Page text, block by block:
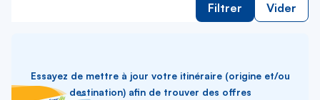
Filtrer Vider
Essayez de mettre à jour votre itinéraire (origine et/ou
destination) afin de trouver des offres